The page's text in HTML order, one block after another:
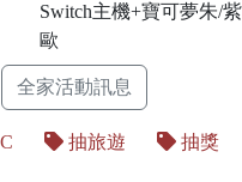
Switch主機+寶可夢朱/
歐
全家活動訊息
抽旅遊 抽獎